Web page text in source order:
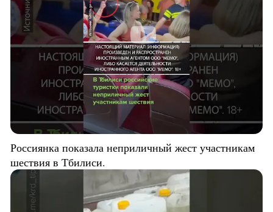
Россиянка показала неприличный жест участникам
шествия в Тбилиси.